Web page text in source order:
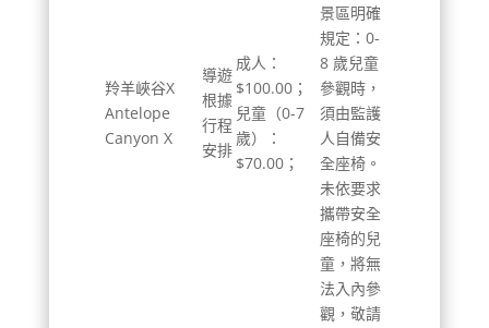
羚羊峽谷X
Antelope
Canyon X
導遊
根據
行程
安排
成人：
$100.00；
兒童（0-7
歲）：
$70.00；
景區明確
規定：0-
8 歲兒童
參觀時，
須由監護
人自備安
全座椅。
未依要求
攜帶安全
座椅的兒
童，將無
法入內參
觀，敬請